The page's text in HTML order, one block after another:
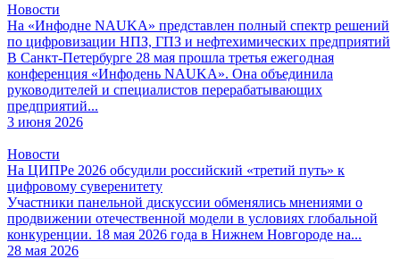
Новости
На «Инфодне NAUKA» представлен полный спектр решений
по цифровизации НПЗ, ГПЗ и нефтехимических предприятий
В Санкт-Петербурге 28 мая прошла третья ежегодная
конференция «Инфодень NAUKA». Она объединила
руководителей и специалистов перерабатывающих
предприятий...
3 июня 2026
Новости
На ЦИПРе 2026 обсудили российский «третий путь» к
цифровому суверенитету
Участники панельной дискуссии обменялись мнениями о
продвижении отечественной модели в условиях глобальной
конкуренции. 18 мая 2026 года в Нижнем Новгороде на...
28 мая 2026